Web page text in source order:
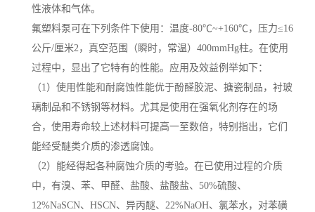
性液体和气体。
氟塑料泵可在下列条件下使用：温度-80℃~+160℃，压力≤16
公斤/厘米2，真空范围（瞬时，常温）400mmHg柱。在使用
过程中，显出了它特有的性能。应用及效益例举如下：
（1）使用性能和耐腐蚀性能优于酚醛胶泥、搪瓷制品，衬玻
璃制品和不锈钢等材料。尤其是使用在强氧化剂存在的场
合，使用寿命较上述材料可提高一至数倍，特别指出，它们
能经受醚类介质的渗透腐蚀。
（2）能经得起各种腐蚀介质的考验。在已使用过程的介质
中，有溴、苯、甲醛、盐酸、盐酸盐、50%硫酸、
12%NaSCN、HSCN、异丙醚、22%NaOH、氯苯水，对苯磺